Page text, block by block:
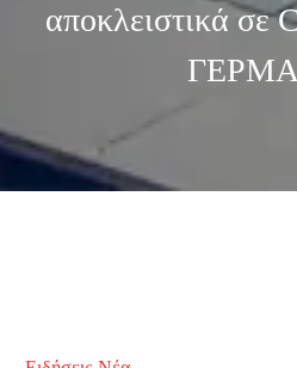
αποκλειστικά σε